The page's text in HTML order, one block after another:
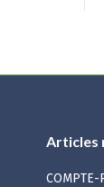
Articles
COMPTE-